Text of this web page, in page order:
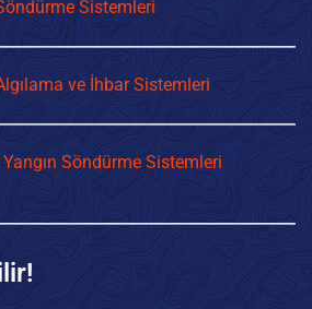
Sistemleri
ve İhbar Sistemleri
Söndürme Sistemleri